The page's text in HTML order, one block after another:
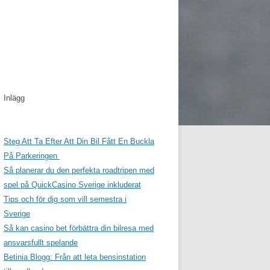
Inlägg
Steg Att Ta Efter Att Din Bil Fått En Buckla
På Parkeringen
Så planerar du den perfekta roadtripen med
spel på QuickCasino Sverige inkluderat
Tips och för dig som vill semestra i
Sverige
Så kan casino bet förbättra din bilresa med
ansvarsfullt spelande
Betinia Blogg: Från att leta bensinstation